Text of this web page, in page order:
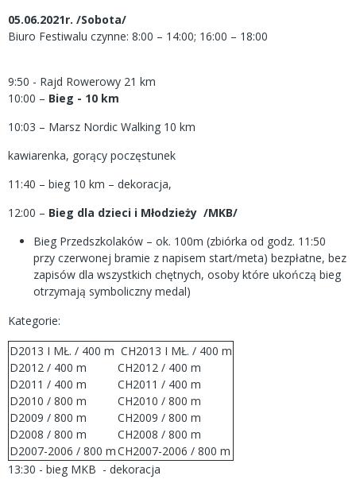
05.06.2021r. /Sobota/
Biuro Festiwalu czynne: 8:00 – 14:00; 16:00 – 18:00
9:50 - Rajd Rowerowy 21 km
10:00 – Bieg - 10 km
10:03 – Marsz Nordic Walking 10 km
kawiarenka, gorący poczęstunek
11:40 – bieg 10 km – dekoracja,
12:00 – Bieg dla dzieci i Młodzieży /MKB/
Bieg Przedszkolaków – ok. 100m (zbiórka od godz. 11:50
przy czerwonej bramie z napisem start/meta) bezpłatne, bez
zapisów dla wszystkich chętnych, osoby które ukończą bieg
otrzymają symboliczny medal)
Kategorie:
D2013 I MŁ. / 400 m
D2012 / 400 m
D2011 / 400 m
D2010 / 800 m
D2009 / 800 m
D2008 / 800 m
D2007-2006 / 800 m
CH2013 I MŁ. / 400 m
CH2012 / 400 m
CH2011 / 400 m
CH2010 / 800 m
CH2009 / 800 m
CH2008 / 800 m
CH2007-2006 / 800 m
13:30 - bieg MKB - dekoracja